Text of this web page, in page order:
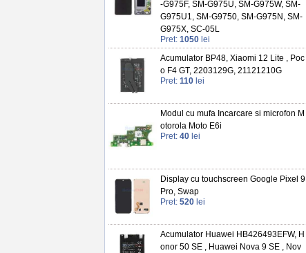
-G975F, SM-G975U, SM-G975W, SM-
G975U1, SM-G9750, SM-G975N, SM-
G975X, SC-05L
Pret: 1050 lei
Acumulator BP48, Xiaomi 12 Lite , Poc
o F4 GT, 2203129G, 21121210G
Pret: 110 lei
Modul cu mufa Incarcare si microfon M
otorola Moto E6i
Pret: 40 lei
Display cu touchscreen Google Pixel 9
Pro, Swap
Pret: 520 lei
Acumulator Huawei HB426493EFW, H
onor 50 SE , Huawei Nova 9 SE , Nov